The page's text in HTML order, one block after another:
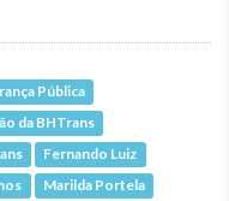
Pública
da BHTrans
Fernando Luiz
Marilda Portela